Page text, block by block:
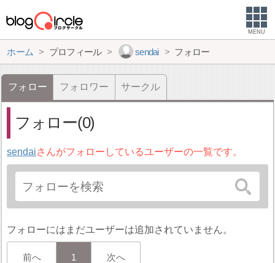
MENU
ホーム プロフィール sendai フォロー
フォロー フォロワー サークル
フォロー(0)
sendaiさんがフォローしているユーザーの一覧です。
フォローにはまだユーザーは追加されていません。
前へ 1 次へ